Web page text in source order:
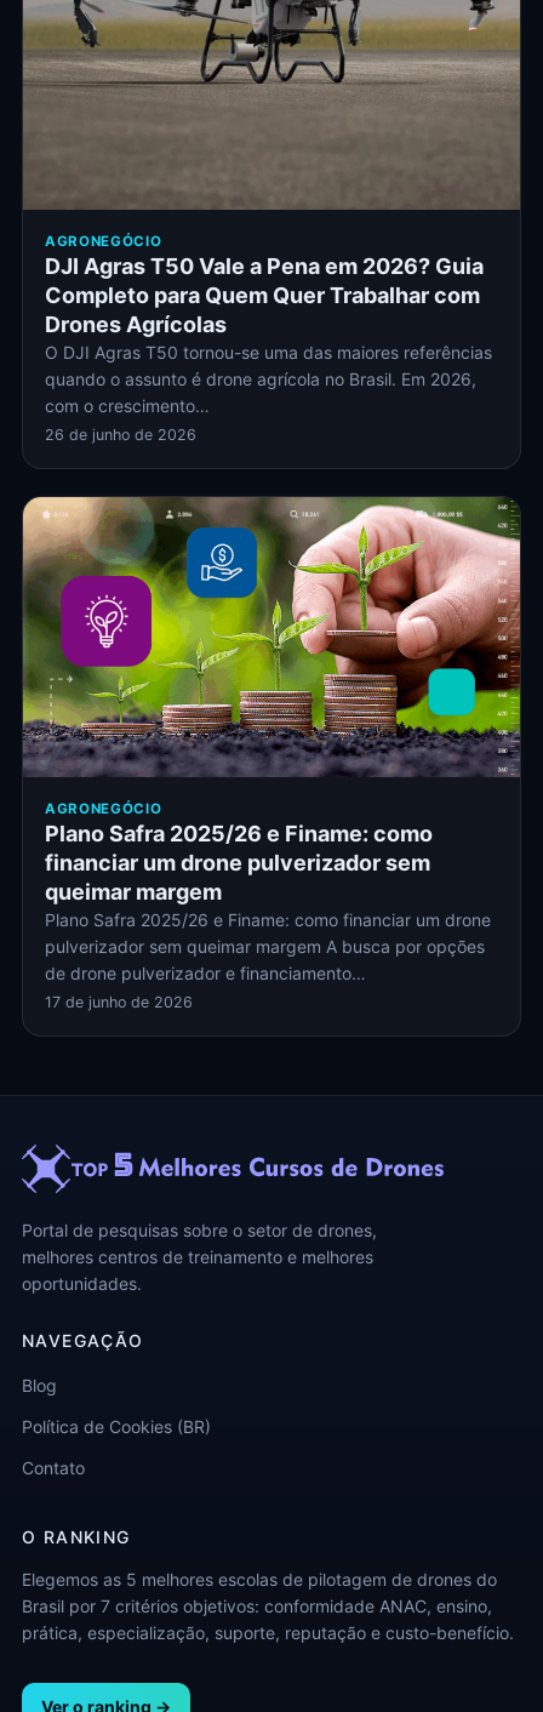
AGRONEGÓCIO
DJI Agras T50 Vale a Pena em 2026? Guia
Completo para Quem Quer Trabalhar com
Drones Agrícolas
O DJI Agras T50 tornou-se uma das maiores referências
quando o assunto é drone agrícola no Brasil. Em 2026,
com o crescimento…
26 de junho de 2026
AGRONEGÓCIO
Plano Safra 2025/26 e Finame: como
financiar um drone pulverizador sem
queimar margem
Plano Safra 2025/26 e Finame: como financiar um drone
pulverizador sem queimar margem A busca por opções
de drone pulverizador e financiamento…
17 de junho de 2026
Portal de pesquisas sobre o setor de drones,
melhores centros de treinamento e melhores
oportunidades.
NAVEGAÇÃO
Blog
Política de Cookies (BR)
Contato
O RANKING
Elegemos as 5 melhores escolas de pilotagem de drones do
Brasil por 7 critérios objetivos: conformidade ANAC, ensino,
prática, especialização, suporte, reputação e custo-benefício.
Ver o ranking →